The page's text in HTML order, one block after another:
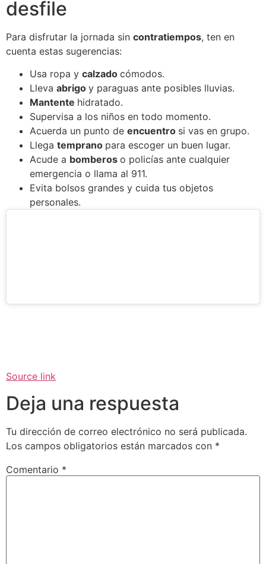
desfile
Para disfrutar la jornada sin contratiempos, ten en
cuenta estas sugerencias:
Usa ropa y calzado cómodos.
Lleva abrigo y paraguas ante posibles lluvias.
Mantente hidratado.
Supervisa a los niños en todo momento.
Acuerda un punto de encuentro si vas en grupo.
Llega temprano para escoger un buen lugar.
Acude a bomberos o policías ante cualquier
emergencia o llama al 911.
Evita bolsos grandes y cuida tus objetos
personales.
Source link
Deja una respuesta
Tu dirección de correo electrónico no será publicada.
Los campos obligatorios están marcados con *
Comentario *